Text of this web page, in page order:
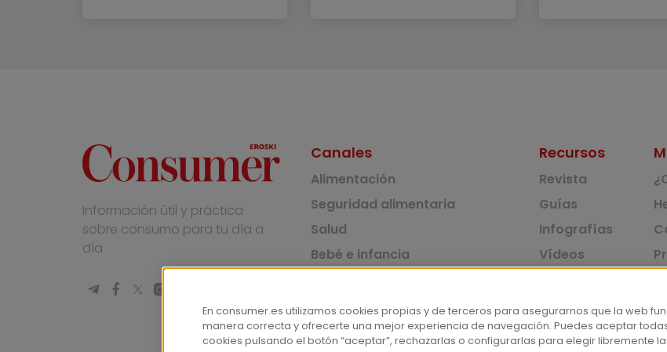
Información útil y práctica
sobre consumo para tu día a
día
Canales
Alimentación
Seguridad alimentaria
Salud
Bebé e infancia
Sociedad y consumo
Mascotas
Recursos
Revista
Guías
Infografías
Vídeos
En consumer.es utilizamos cookies propias y de terceros para asegurarnos que la web
manera correcta y ofrecerte una mejor experiencia de navegación. Puedes aceptar
cookies pulsando el botón “aceptar”, rechazarlas o configurarlas para elegir libremente